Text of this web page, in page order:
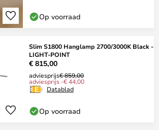
Op voorraad
Slim S1800 Hanglamp 2700/3000K Black -
LIGHT-POINT
€ 815,00
adviesprijs€ 859,00
adviesprijs -€ 44,00
Datablad
Op voorraad